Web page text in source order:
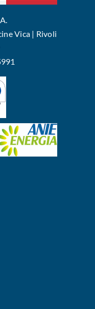
Vica | Rivoli